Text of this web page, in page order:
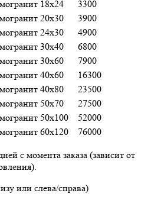
18х24
3300
20х30
3900
24х30
4900
30х40
6800
30х60
7900
40х60
16300
40х80
23500
50х70
27500
50х100
52000
60х120 76000
с момента заказа (зависит от
или слева/справа)